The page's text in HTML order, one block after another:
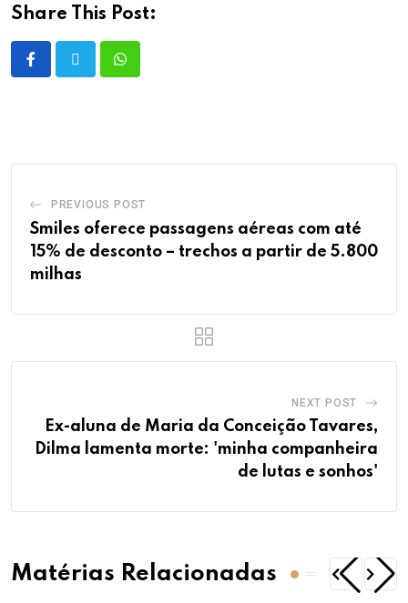
Share This Post:
PREVIOUS POST
Smiles oferece passagens aéreas com até
15% de desconto – trechos a partir de 5.800
milhas
NEXT POST
Ex-aluna de Maria da Conceição Tavares,
Dilma lamenta morte: 'minha companheira
de lutas e sonhos'
Matérias Relacionadas